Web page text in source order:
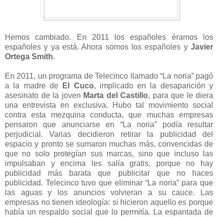
Hemos cambiado. En 2011 los españoles éramos los
españoles y ya está. Ahora somos los españoles y Javier
Ortega Smith.
En 2011, un programa de Telecinco llamado “La noria” pagó
a la madre de
El Cuco, implicado en la desaparición y
asesinato de la joven Marta del Castillo, para que le diera
una entrevista en exclusiva. Hubo tal movimiento social
contra esta mezquina conducta, que muchas empresas
pensaron que anunciarse en “La noria” podía resultar
perjudicial. Varias decidieron retirar la publicidad del
espacio y pronto se sumaron muchas más, convencidas de
que no solo protegían sus marcas, sino que incluso las
impulsaban y encima les salía gratis, porque no hay
publicidad más barata que publicitar que no haces
publicidad. Telecinco tuvo que eliminar “La noria” para que
las aguas y los anuncios volvieran a su cauce. Las
empresas no tienen ideología: si hicieron aquello es porque
había un respaldo social que lo permitía. La espantada de